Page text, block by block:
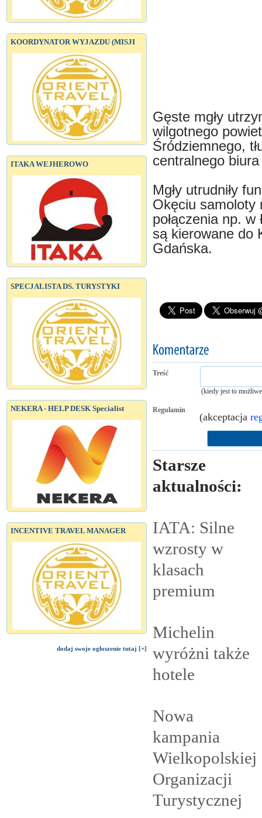
KOORDYNATOR WYJAZDU (MISJI
ITAKA WEJHEROWO
SPECJALISTA DS. TURYSTYKI
NEKERA - HELP DESK Specialist
INCENTIVE TRAVEL MANAGER
dodaj swoje ogłoszenie tutaj [+]
Gęste mgły
wilgotnego
Śródziemnego,
centralnego
Mgły utrudniły
Okęciu samoloty
połączenia np.
są kierowane do
Gdańska.
Treść
(kiedy jest to
Regulamin
(akceptacja
Starsze
aktualności:
IATA: Silne
wzrosty w
klasach
premium
Michelin
wyróżni także
hotele
Nowa
kampania
Wielkopolskiej
Organizacji
Turystycznej